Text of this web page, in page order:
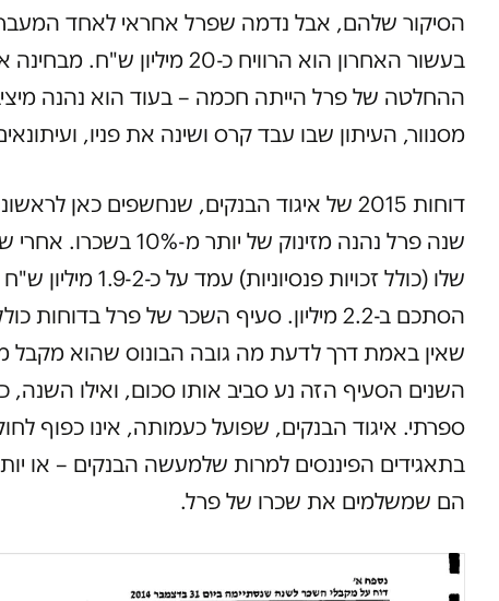
הסיקור שלהם, אבל נדמה שפרל אחראי לאחד
בעשור האחרון הוא הרוויח כ-20 מיליון
ההחלטה של פרל הייתה חכמה – בעוד הוא נהנה
מסנוור, העיתון שבו עבד קרס ושינה את פניו,
דוחות 2015 של איגוד הבנקים, שנחשפים כאן
שנה פרל נהנה מזינוק של
הסתכם ב-2.2 מיליון. סעיף השכר של פרל
שאין באמת דרך לדעת מה גובה הבונוס שהוא מקבל
השנים הסעיף הזה נע סביב אותו סכום, ואילו השנה,
ספרתי. איגוד הבנקים, שפועל כעמותה, אינו כפוף
בתאגידים הפיננסים למרות שלמעשה הבנקים – או
הם שמשלמים את שכרו של פרל.